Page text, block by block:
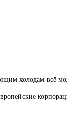
холодам всё